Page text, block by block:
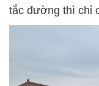
tắc đường thì chỉ